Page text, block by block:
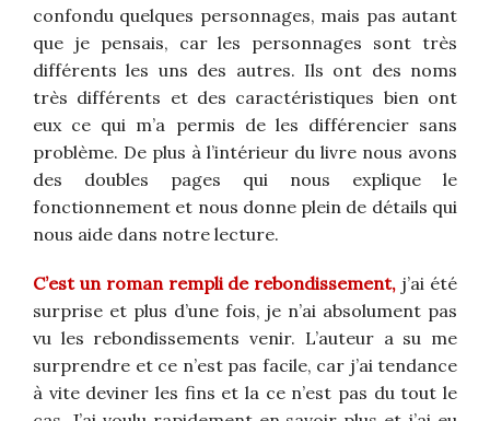
confondu quelques personnages, mais pas autant
que je pensais, car les personnages sont très
différents les uns des autres. Ils ont des noms
très différents et des caractéristiques bien ont
eux ce qui m’a permis de les différencier sans
problème. De plus à l’intérieur du livre nous avons
des doubles pages qui nous explique le
fonctionnement et nous donne plein de détails qui
nous aide dans notre lecture.
C’est un roman rempli de rebondissement, j’ai été
surprise et plus d’une fois, je n’ai absolument pas
vu les rebondissements venir. L’auteur a su me
surprendre et ce n’est pas facile, car j’ai tendance
à vite deviner les fins et la ce n’est pas du tout le